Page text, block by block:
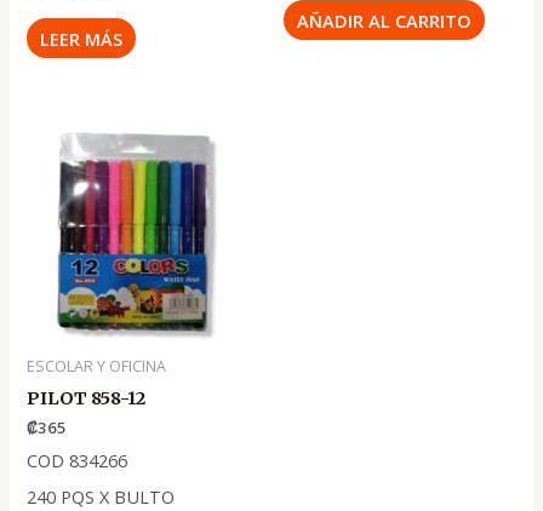
LEER MÁS
AÑADIR AL CARRITO
ESCOLAR Y OFICINA
PILOT 858-12
₡365
COD 834266
240 PQS X BULTO